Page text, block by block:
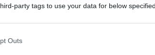
party tags to use your data for below
Outs